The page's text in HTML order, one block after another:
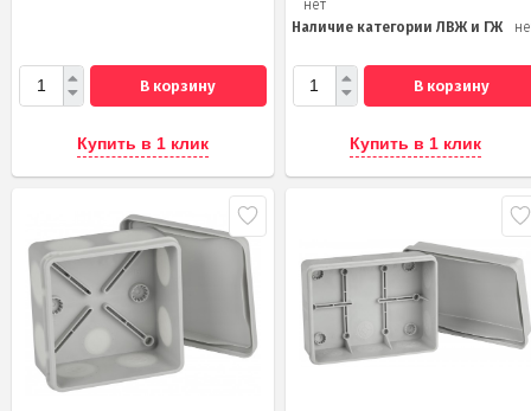
В корзину
Купить в 1 клик
нет
Наличие категории ЛВЖ и ГЖ
В корзину
Купить в 1 клик